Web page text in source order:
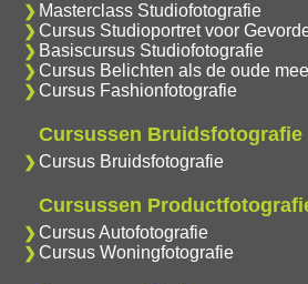
Masterclass Studiofotografie
Cursus Studioportret voor
Basiscursus Studiofotografie
Cursus Belichten als de oude
Cursus Fashionfotografie
Cursussen Bruidsfotografie
Cursus Bruidsfotografie
Cursussen
Cursus Autofotografie
Cursus Woningfotografie